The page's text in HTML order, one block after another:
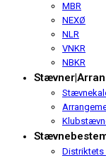
MBR
NEXØ
NLR
VNKR
NBKR
Distriktets